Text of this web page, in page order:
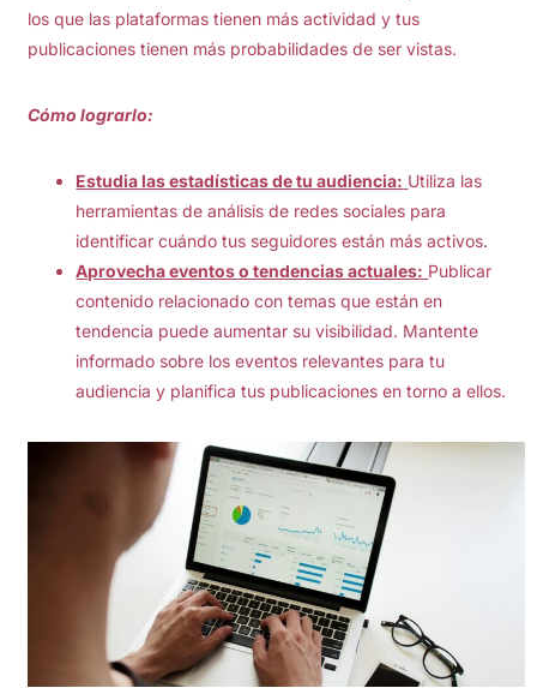
los que las plataformas tienen más actividad y tus
publicaciones tienen más probabilidades de ser vistas.
Cómo lograrlo:
Estudia las estadísticas de tu audiencia: Utiliza las
herramientas de análisis de redes sociales para
identificar cuándo tus seguidores están más activos.
Aprovecha eventos o tendencias actuales: Publicar
contenido relacionado con temas que están en
tendencia puede aumentar su visibilidad. Mantente
informado sobre los eventos relevantes para tu
audiencia y planifica tus publicaciones en torno a ellos.